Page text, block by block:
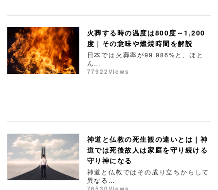
火葬する時の温度は800度～1,200
度｜その意味や燃焼時間を解説
日本では火葬率が99.986%と、ほと
ん…
77922Views
神道と仏教の死生観の違いとは｜神
道では死後故人は家庭を守り続ける
守り神になる
神道と仏教ではその成り立ちからして
異なる…